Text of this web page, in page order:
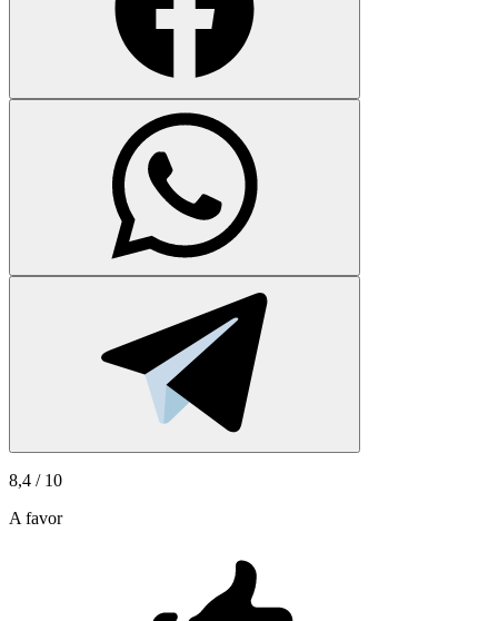
8,4 / 10
A favor